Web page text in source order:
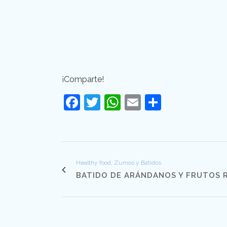
¡Comparte!
Facebook
Twitter
WhatsApp
Email
Healthy food, Zumos y Batidos
BATIDO DE ARÁNDANOS Y FRUTOS